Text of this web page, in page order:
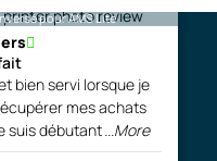
pour AMS Lite
bien servi lorsque je
mes achats
suis débutant...More